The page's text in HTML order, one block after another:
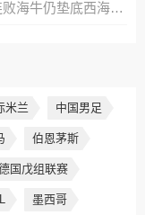
笑傲德比！西海岸2-0送海牛联赛4连败海牛仍垫底西海岸升至第二
米兰 中国男足
伯恩茅斯
国戊组联赛
墨西哥